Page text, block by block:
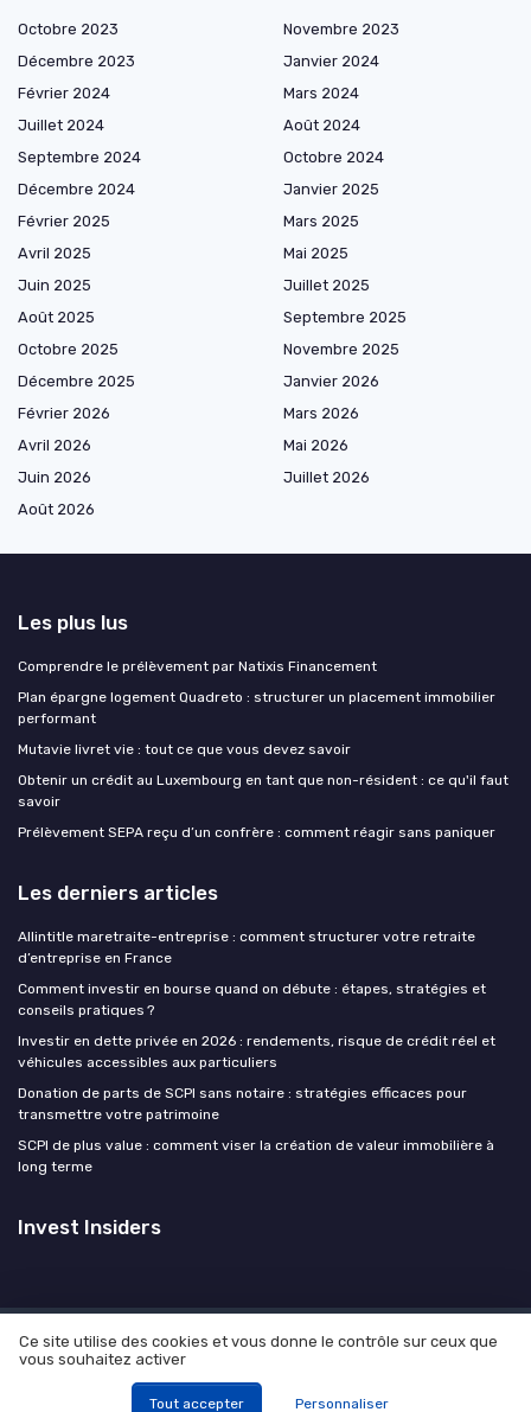
Octobre 2023
Novembre 2023
Décembre 2023
Janvier 2024
Février 2024
Mars 2024
Juillet 2024
Août 2024
Septembre 2024
Octobre 2024
Décembre 2024
Janvier 2025
Février 2025
Mars 2025
Avril 2025
Mai 2025
Juin 2025
Juillet 2025
Août 2025
Septembre 2025
Octobre 2025
Novembre 2025
Décembre 2025
Janvier 2026
Février 2026
Mars 2026
Avril 2026
Mai 2026
Juin 2026
Juillet 2026
Août 2026
Les plus lus
Comprendre le prélèvement par Natixis Financement
Plan épargne logement Quadreto : structurer un placement immobilier
performant
Mutavie livret vie : tout ce que vous devez savoir
Obtenir un crédit au Luxembourg en tant que non-résident : ce qu'il faut
savoir
Prélèvement SEPA reçu d’un confrère : comment réagir sans paniquer
Les derniers articles
Allintitle maretraite-entreprise : comment structurer votre retraite
d’entreprise en France
Comment investir en bourse quand on débute : étapes, stratégies et
conseils pratiques ?
Investir en dette privée en 2026 : rendements, risque de crédit réel et
véhicules accessibles aux particuliers
Donation de parts de SCPI sans notaire : stratégies efficaces pour
transmettre votre patrimoine
SCPI de plus value : comment viser la création de valeur immobilière à
long terme
Invest Insiders
Mentions légales Politique de confidentialité
Devis
© Invest Insiders 2026
Ce site utilise des cookies et vous donne le contrôle sur ceux que
vous souhaitez activer
Tout accepter Personnaliser